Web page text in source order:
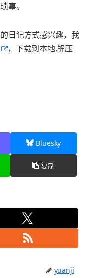
事。
日记方式感兴趣，我
，下载到本地,解压
Bluesky
复制
yuanji